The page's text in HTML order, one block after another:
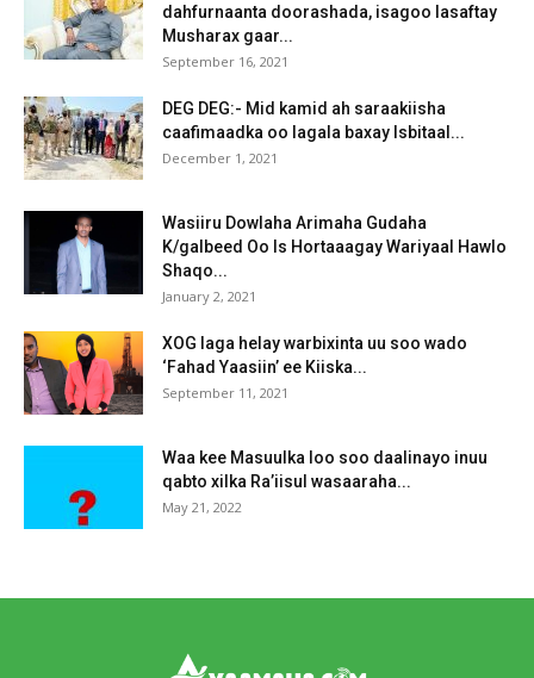
dahfurnaanta doorashada, isagoo lasaftay
Musharax gaar...
September 16, 2021
DEG DEG:- Mid kamid ah saraakiisha
caafimaadka oo lagala baxay Isbitaal...
December 1, 2021
Wasiiru Dowlaha Arimaha Gudaha
K/galbeed Oo Is Hortaaagay Wariyaal Hawlo
Shaqo...
January 2, 2021
XOG laga helay warbixinta uu soo wado
‘Fahad Yaasiin’ ee Kiiska...
September 11, 2021
Waa kee Masuulka loo soo daalinayo inuu
qabto xilka Ra’iisul wasaaraha...
May 21, 2022